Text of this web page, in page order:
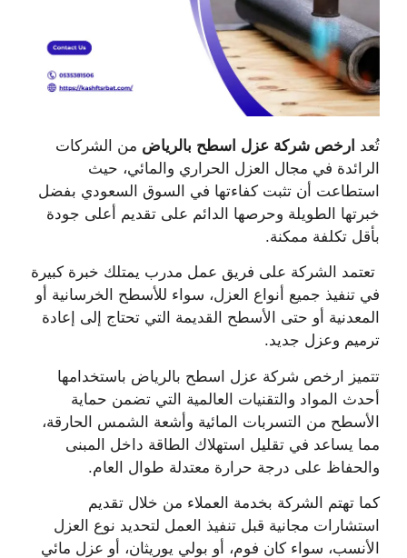
تُعد ارخص شركة عزل اسطح بالرياض من الشركات
الرائدة في مجال العزل الحراري والمائي، حيث
استطاعت أن تثبت كفاءتها في السوق السعودي بفضل
خبرتها الطويلة وحرصها الدائم على تقديم أعلى جودة
بأقل تكلفة ممكنة.
تعتمد الشركة على فريق عمل مدرب يمتلك خبرة كبيرة
في تنفيذ جميع أنواع العزل، سواء للأسطح الخرسانية أو
المعدنية أو حتى الأسطح القديمة التي تحتاج إلى إعادة
ترميم وعزل جديد.
تتميز ارخص شركة عزل اسطح بالرياض باستخدامها
أحدث المواد والتقنيات العالمية التي تضمن حماية
الأسطح من التسربات المائية وأشعة الشمس الحارقة،
مما يساعد في تقليل استهلاك الطاقة داخل المبنى
والحفاظ على درجة حرارة معتدلة طوال العام.
كما تهتم الشركة بخدمة العملاء من خلال تقديم
استشارات مجانية قبل تنفيذ العمل لتحديد نوع العزل
الأنسب، سواء كان فوم، أو بولي يوريثان، أو عزل مائي